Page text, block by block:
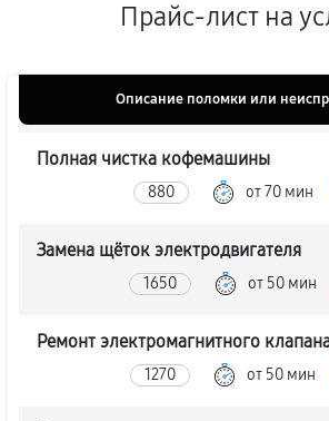
Прайс-лист на
Описание поломки или
Полная чистка кофемашины
880 от 70 мин
Замена щёток электродвигателя
1650 от 50 мин
Ремонт электромагнитного
1270 от 50 мин